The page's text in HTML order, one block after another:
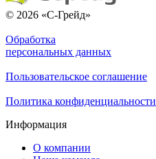
© 2026 «С-Грейд»
Обработка
персональных данных
Пользовательское соглашение
Политика конфиденциальности
Информация
О компании